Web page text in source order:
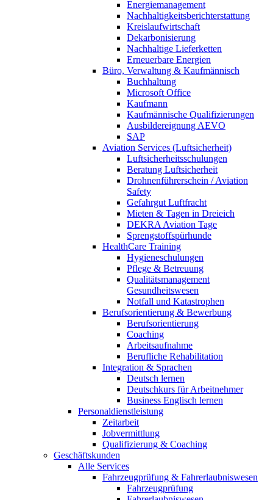
Energiemanagement
Nachhaltigkeitsberichterstattung
Kreislaufwirtschaft
Dekarbonisierung
Nachhaltige Lieferketten
Erneuerbare Energien
Büro, Verwaltung & Kaufmännisch
Buchhaltung
Microsoft Office
Kaufmann
Kaufmännische Qualifizierungen
Ausbildereignung AEVO
SAP
Aviation Services (Luftsicherheit)
Luftsicherheitsschulungen
Beratung Luftsicherheit
Drohnenführerschein / Aviation
Safety
Gefahrgut Luftfracht
Mieten & Tagen in Dreieich
DEKRA Aviation Tage
Sprengstoffspürhunde
HealthCare Training
Hygieneschulungen
Pflege & Betreuung
Qualitätsmanagement
Gesundheitswesen
Notfall und Katastrophen
Berufsorientierung & Bewerbung
Berufsorientierung
Coaching
Arbeitsaufnahme
Berufliche Rehabilitation
Integration & Sprachen
Deutsch lernen
Deutschkurs für Arbeitnehmer
Business Englisch lernen
Personaldienstleistung
Zeitarbeit
Jobvermittlung
Qualifizierung & Coaching
Geschäftskunden
Alle Services
Fahrzeugprüfung & Fahrerlaubniswesen
Fahrzeugprüfung